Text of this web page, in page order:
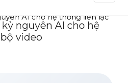
AI cho hệ thống liên lạc
nguyên AI cho hệ
video